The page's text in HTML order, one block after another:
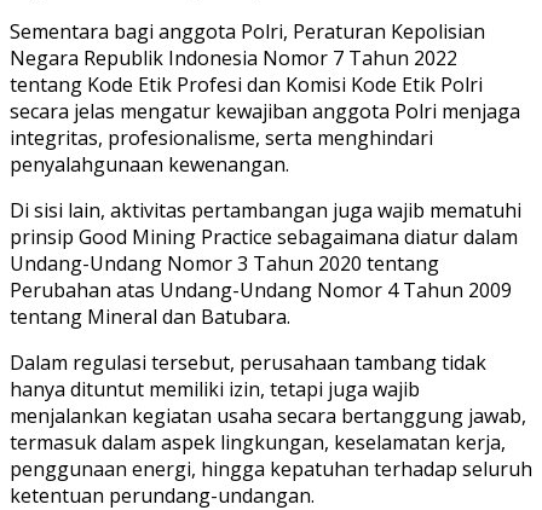
Sementara bagi anggota Polri, Peraturan Kepolisian
Negara Republik Indonesia Nomor 7 Tahun 2022
tentang Kode Etik Profesi dan Komisi Kode Etik Polri
secara jelas mengatur kewajiban anggota Polri menjaga
integritas, profesionalisme, serta menghindari
penyalahgunaan kewenangan.
Di sisi lain, aktivitas pertambangan juga wajib mematuhi
prinsip Good Mining Practice sebagaimana diatur dalam
Undang-Undang Nomor 3 Tahun 2020 tentang
Perubahan atas Undang-Undang Nomor 4 Tahun 2009
tentang Mineral dan Batubara.
Dalam regulasi tersebut, perusahaan tambang tidak
hanya dituntut memiliki izin, tetapi juga wajib
menjalankan kegiatan usaha secara bertanggung jawab,
termasuk dalam aspek lingkungan, keselamatan kerja,
penggunaan energi, hingga kepatuhan terhadap seluruh
ketentuan perundang-undangan.